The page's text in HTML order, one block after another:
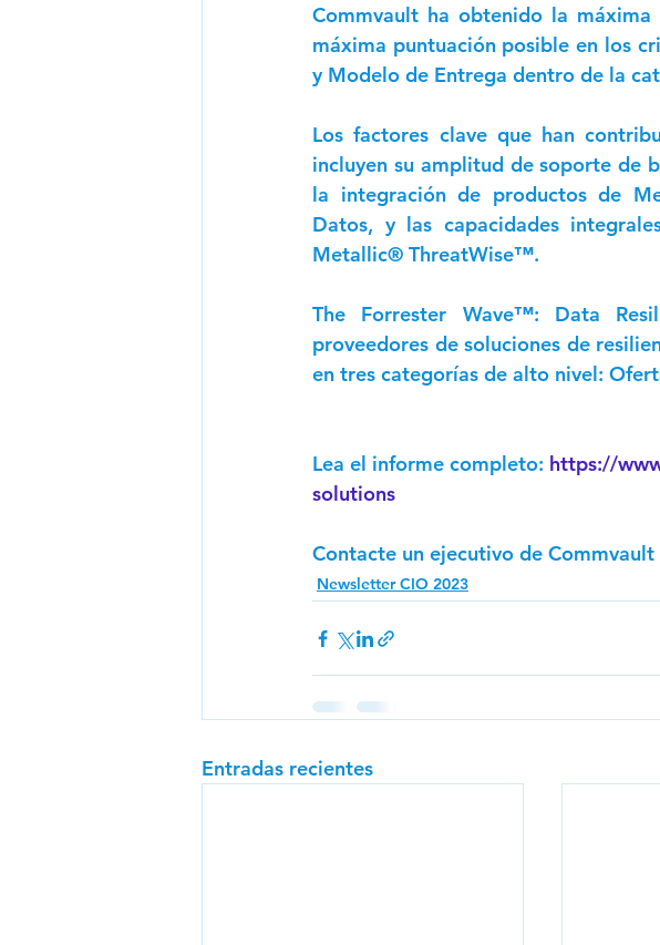
Commvault ha obtenido la
máxima puntuación posible en los
y Modelo de Entrega dentro de la
Los factores clave que han
incluyen su amplitud de soporte de
la integración de productos de
Datos, y las capacidades
Metallic® ThreatWise™.
The Forrester Wave™: Data
proveedores de soluciones de
en tres categorías de alto nivel:
Lea el informe completo: https://
solutions
Contacte un ejecutivo de Commvault
Newsletter CIO 2023
Entradas recientes